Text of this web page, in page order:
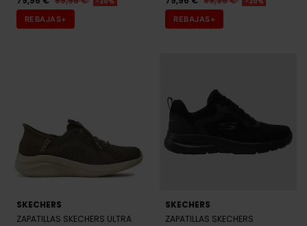
REBAJAS+ REBAJAS+
SKECHERS
ZAPATILLAS SKECHERS ULTRA
SKECHERS
ZAPATILLAS SKECHERS